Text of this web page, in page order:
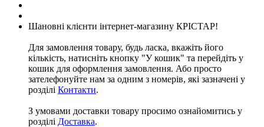
Шановні клієнти інтернет-магазину КРІСТАР!
Для замовлення товару, будь ласка, вкажіть його
кількість, натисніть кнопку "У кошик" та перейдіть у
кошик для оформлення замовлення. Або просто
зателефонуйте нам за одним з номерів, які зазначені у
розділі Контакти.
З умовами доставки товару просимо ознайомитись у
розділі Доставка.